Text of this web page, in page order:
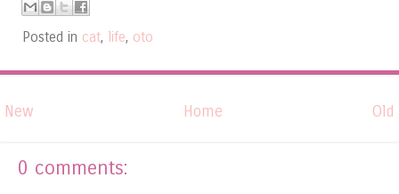
Posted in cat, life, oto
New Old
Home
0 comments: